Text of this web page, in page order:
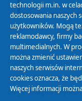
Polityka Prywatności
Zasady korzystania z
Organizacje Pożytku
technologii m.in. w
dostosowania naszych
użytkowników. Mogą
reklamodawcy, firmy
multimedialnych. W
można zmienić
naszych serwisów
cookies oznacza, że
Więcej informacji